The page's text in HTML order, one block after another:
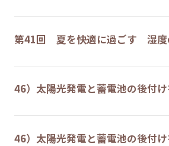
第41回 夏を快適に過ごす 湿度
46）太陽光発電と蓄電池の後付
46）太陽光発電と蓄電池の後付